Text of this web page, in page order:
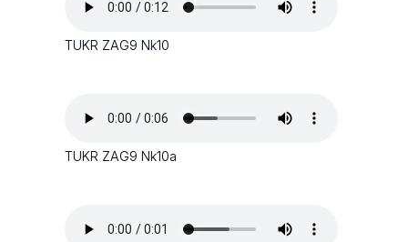
TUKR ZAG9 Nk10
TUKR ZAG9 Nk10a